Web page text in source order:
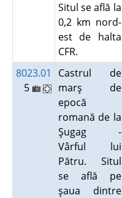
Situl se află la
0,2 km nord-
est de halta
CFR.
8023.01
5
Castrul de
marş de
epocă
romană de la
Şugag -
Vârful lui
Pătru. Situl
se află pe
şaua dintre